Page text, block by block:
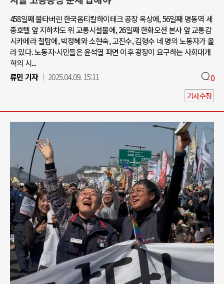
458일째 불타버린 한국옵티칼하이테크 공장 옥상에, 56일째 명동역 세
종호텔 앞 지하차도 위 교통시설물에, 26일째 한화오션 본사 앞 교통감
시카메라 철탑에, 박정혜와 소현숙, 고진수, 김형수 네 명의 노동자가 올
라 있다. 노동자·시민들은 윤석열 파면 이후 광장이 요구하는 사회대개
혁의 시...
류민 기자
2025.04.09. 15:11 0
기사수정